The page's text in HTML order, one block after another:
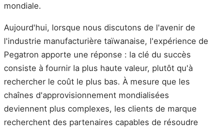
mondiale.
Aujourd'hui, lorsque nous discutons de l'avenir de
l'industrie manufacturière taïwanaise, l'expérience de
Pegatron apporte une réponse : la clé du succès
consiste à fournir la plus haute valeur, plutôt qu'à
rechercher le coût le plus bas. À mesure que les
chaînes d'approvisionnement mondialisées
deviennent plus complexes, les clients de marque
recherchent des partenaires capables de résoudre